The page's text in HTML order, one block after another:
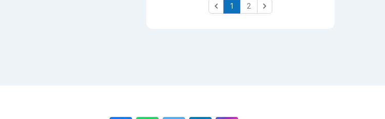
Previous
1 2
Next